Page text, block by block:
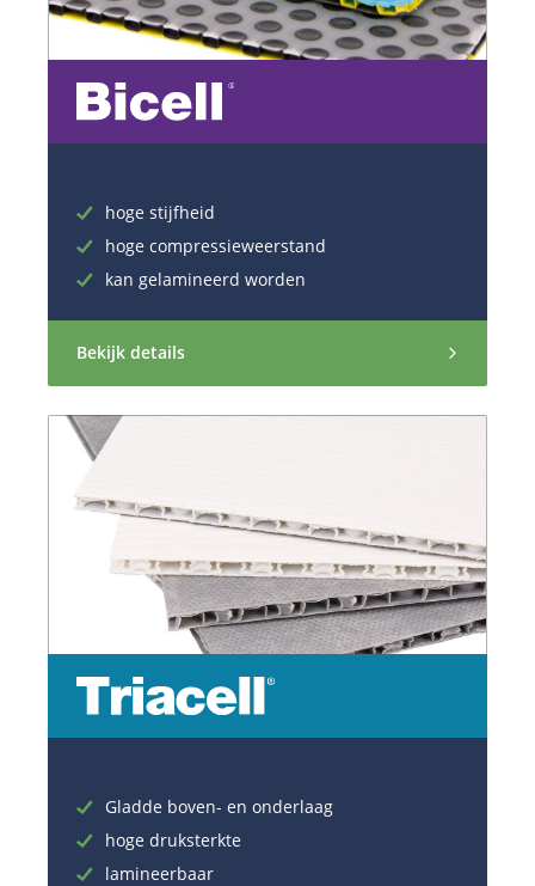
hoge stijfheid
hoge compressieweerstand
kan gelamineerd worden
Bekijk details
Gladde boven- en onderlaag
hoge druksterkte
lamineerbaar